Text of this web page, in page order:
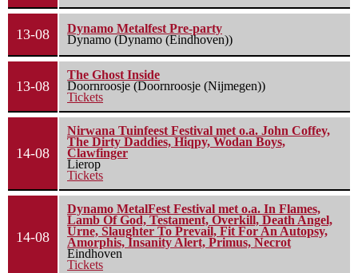
13-08
Dynamo Metalfest Pre-party
Dynamo (Dynamo (Eindhoven))
13-08
The Ghost Inside
Doornroosje (Doornroosje (Nijmegen))
Tickets
14-08
Nirwana Tuinfeest Festival met o.a. John Coffey,
The Dirty Daddies, Hiqpy, Wodan Boys,
Clawfinger
Lierop
Tickets
14-08
Dynamo MetalFest Festival met o.a. In Flames,
Lamb Of God, Testament, Overkill, Death Angel,
Urne, Slaughter To Prevail, Fit For An Autopsy,
Amorphis, Insanity Alert, Primus, Necrot
Eindhoven
Tickets